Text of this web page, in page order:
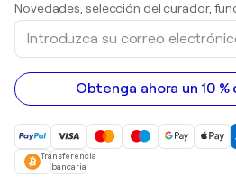
pinturas acrílicas
Novedades, selección del curador,
Introduzca
correo
electrónico
Obtenga ahora un 10
Transferencia
bancaria